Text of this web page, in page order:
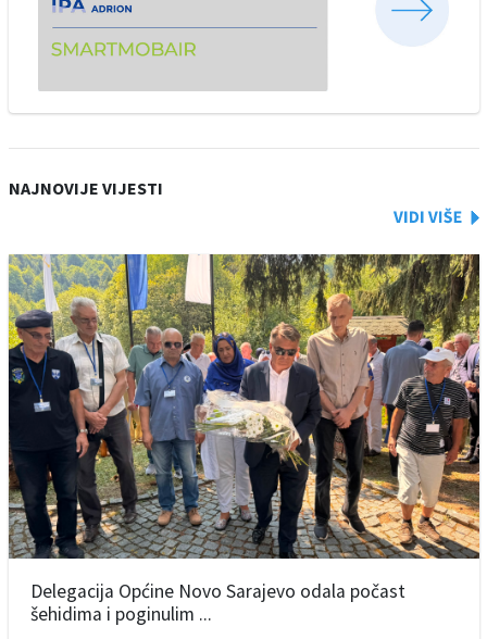
NAJNOVIJE VIJESTI
Delegacija Općine Novo Sarajevo odala počast
šehidima i poginulim ...